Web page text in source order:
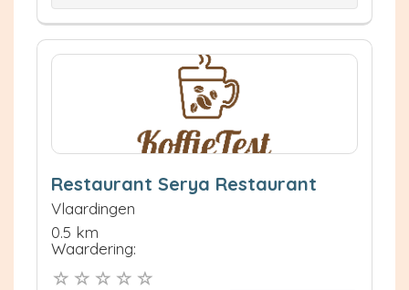
Restaurant Serya Restaurant
Vlaardingen
0.5 km
Waardering: